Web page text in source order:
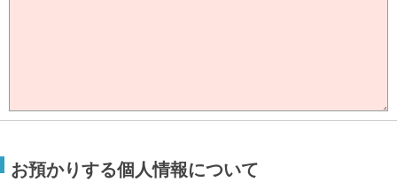
お預かりする個人情報について